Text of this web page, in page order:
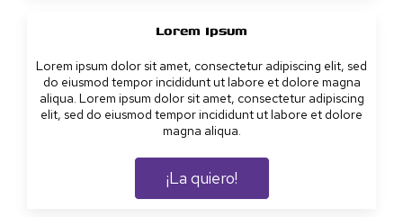
Lorem Ipsum
Lorem ipsum dolor sit amet, consectetur adipiscing elit, sed
do eiusmod tempor incididunt ut labore et dolore magna
aliqua. Lorem ipsum dolor sit amet, consectetur adipiscing
elit, sed do eiusmod tempor incididunt ut labore et dolore
magna aliqua.
¡La quiero!